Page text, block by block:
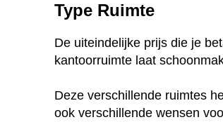
Type Ruimte
De uiteindelijke prijs die je
kantoorruimte laat
Deze verschillende ruimtes
ook verschillende wensen